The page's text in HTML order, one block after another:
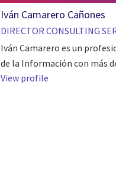
Iván Camarero Cañones
DIRECTOR CONSULTING
Iván Camarero es un
de la Información con más
View profile